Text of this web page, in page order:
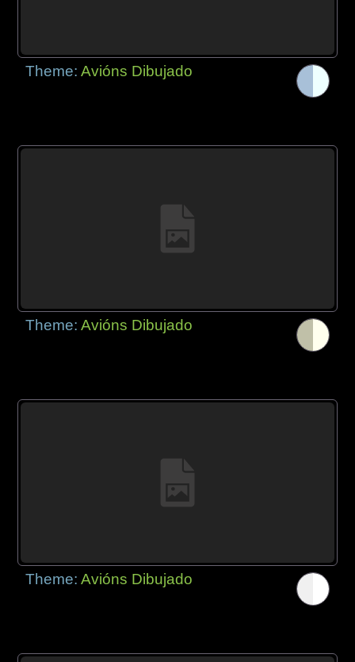
Theme:Avións Dibujado
Theme:Avións Dibujado
Theme:Avións Dibujado